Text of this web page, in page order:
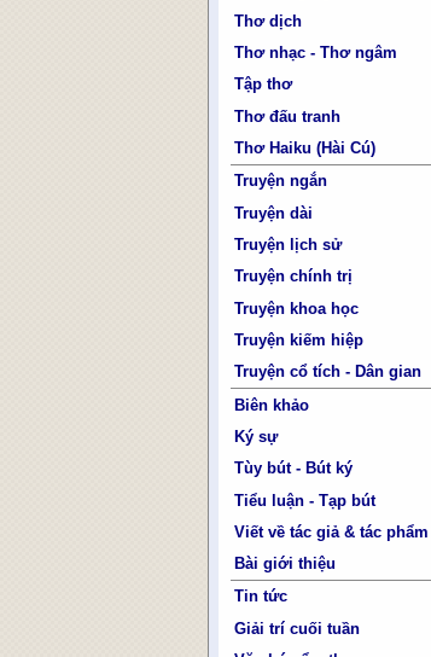
Thơ dịch
Thơ nhạc - Thơ ngâm
Tập thơ
Thơ đấu tranh
Thơ Haiku (Hài Cú)
Truyện ngắn
Truyện dài
Truyện lịch sử
Truyện chính trị
Truyện khoa học
Truyện kiếm hiệp
Truyện cổ tích - Dân gian
Biên khảo
Ký sự
Tùy bút - Bút ký
Tiểu luận - Tạp bút
Viết về tác giả & tác phẩm
Bài giới thiệu
Tin tức
Giải trí cuối tuần